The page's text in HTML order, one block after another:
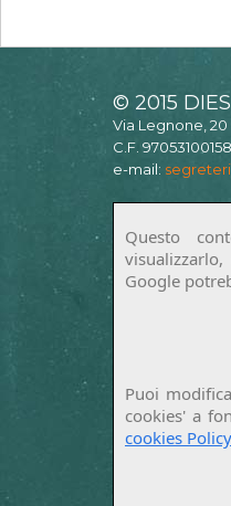
© 2015
Via Legnone, 20
C.F.
e-mail:
Questo
Google
Puoi
cookies' a
cookies Policy